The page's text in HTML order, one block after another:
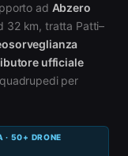
ad Abzero
32 km, tratta Patti–
ufficiale
per
· 50+ DRONE